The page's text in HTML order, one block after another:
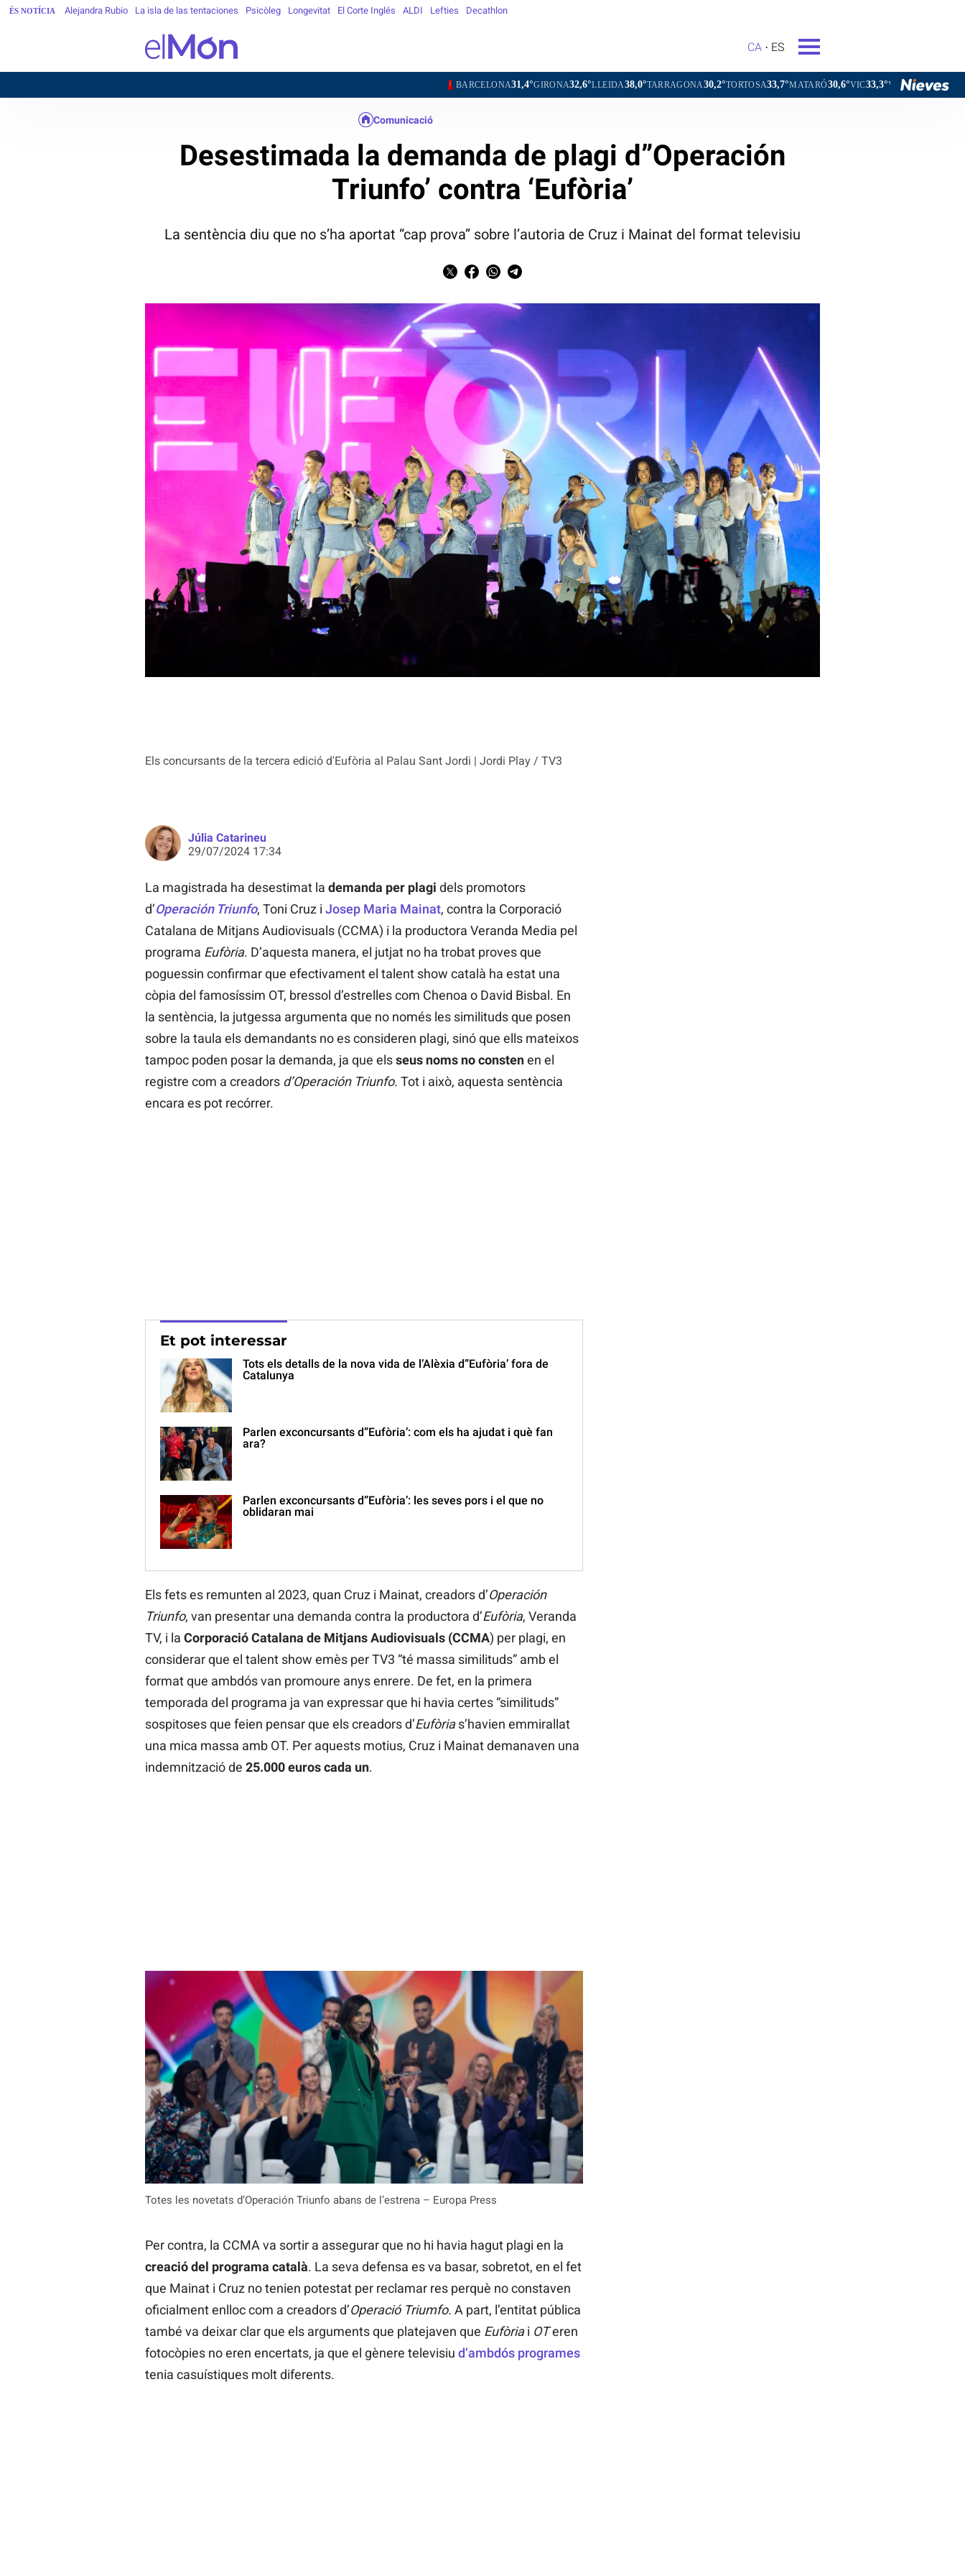
ÉS NOTÍCIA Alejandra Rubio La isla de las tentaciones Psicòleg Longevitat El Corte Inglés ALDI Lefties Decathlon
CA ES
31,4°GIRONA32,6°LLEIDA38,0°TARRAGONA30,2°TORTOSA33,7°MATARÓ30,6°VIC33,3°VILAFRANCA DEL PENEDÈS30,4°
Els concursants de la tercera edició d'Eufòria al Palau Sant Jordi | Jordi Play / TV3
Comunicació
Desestimada la demanda de plagi d”Operación
Triunfo’ contra ‘Eufòria’
La sentència diu que no s’ha aportat “cap prova” sobre l’autoria de Cruz i Mainat del format televisiu
Júlia Catarineu
29/07/2024 17:34
La magistrada ha desestimat la demanda per plagi dels promotors
d’Operación Triunfo, Toni Cruz i Josep Maria Mainat, contra la Corporació
Catalana de Mitjans Audiovisuals (CCMA) i la productora Veranda Media pel
programa Eufòria. D’aquesta manera, el jutjat no ha trobat proves que
poguessin confirmar que efectivament el talent show català ha estat una
còpia del famosíssim OT, bressol d’estrelles com Chenoa o David Bisbal. En
la sentència, la jutgessa argumenta que no només les similituds que posen
sobre la taula els demandants no es consideren plagi, sinó que ells mateixos
tampoc poden posar la demanda, ja que elsseus noms no constenen el
registre com a creadors d’Operación Triunfo. Tot i això, aquesta sentència
encara es pot recórrer.
Et pot interessar
Tots els detalls de la nova vida de l’Alèxia d”Eufòria’ fora de
Catalunya
Parlen exconcursants d”Eufòria’: com els ha ajudat i què fan
ara?
Parlen exconcursants d”Eufòria’: les seves pors i el que no
oblidaran mai
Els fets es remunten al 2023, quan Cruz i Mainat, creadors d’Operación
Triunfo, van presentar una demanda contra la productora d’Eufòria, Veranda
TV, i la Corporació Catalana de Mitjans Audiovisuals (CCMA) per plagi, en
considerar que el talent show emès per TV3 “té massa similituds” amb el
format que ambdós van promoure anys enrere. De fet, en la primera
temporada del programa ja van expressar que hi havia certes “similituds”
sospitoses que feien pensar que els creadors d’Eufòrias’havien emmirallat
una mica massa amb OT. Per aquests motius, Cruz i Mainat demanaven una
indemnització de 25.000 euros cada un.
Totes les novetats d’Operación Triunfo abans de l’estrena – Europa Press
Per contra, la CCMA va sortir a assegurar que no hi havia hagut plagi en la
creació del programa català. La seva defensa es va basar, sobretot, en el fet
que Mainat i Cruz no tenien potestat per reclamar res perquè no constaven
oficialment enlloc com a creadors d’Operació Triumfo. A part, l’entitat pública
també va deixar clar que els arguments que platejaven que Eufòriai OTeren
fotocòpies no eren encertats, ja que el gènere televisiu d’ambdós programes
tenia casuístiques molt diferents.